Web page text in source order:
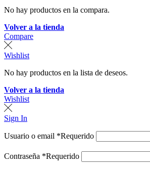
No hay productos en la compara.
Volver a la tienda
Compare
Wishlist
No hay productos en la lista de deseos.
Volver a la tienda
Wishlist
Sign In
Usuario o email *Requerido
Contraseña *Requerido